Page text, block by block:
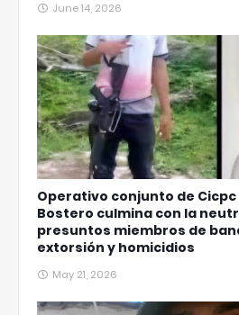
June 14, 2026
Operativo conjunto de Cicpc
Bostero culmina con la
presuntos miembros de
extorsión y homicidios
May 21, 2026